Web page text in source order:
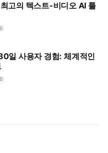
고의 텍스트-비디오 AI 툴
일 사용자 경험: 체계적인